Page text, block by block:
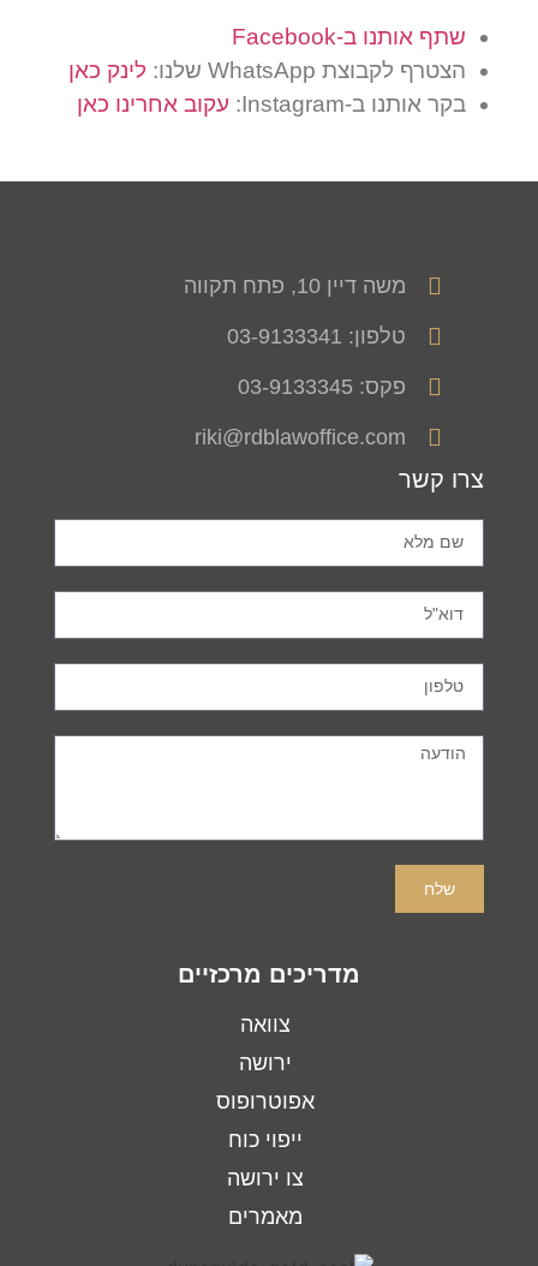
שתף אותנו ב-Facebook
הצטרף לקבוצת WhatsApp שלנו:
לינק כאן
בקר אותנו ב-Instagram:
עקוב אחרינו כאן
משה דיין 10, פתח תקווה
טלפון: 03-9133341
פקס: 03-9133345
riki@rdblawoffice.com
צרו קשר
שלח
מדריכים מרכזיים
צוואה
ירושה
אפוטרופוס
ייפוי כוח
צו ירושה
מאמרים